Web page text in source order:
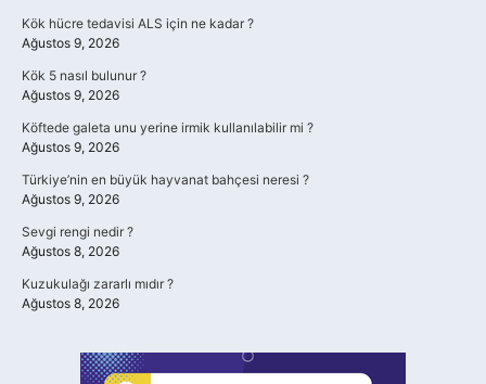
Kök hücre tedavisi ALS için ne kadar ?
Ağustos 9, 2026
Kök 5 nasıl bulunur ?
Ağustos 9, 2026
Köftede galeta unu yerine irmik kullanılabilir mi ?
Ağustos 9, 2026
Türkiye’nin en büyük hayvanat bahçesi neresi ?
Ağustos 9, 2026
Sevgi rengi nedir ?
Ağustos 8, 2026
Kuzukulağı zararlı mıdır ?
Ağustos 8, 2026